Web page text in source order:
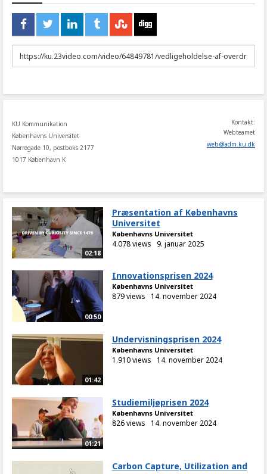
URL
to
KU Kommunikation
Københavns Universitet
Nørregade 10, postboks 2177
1017 København K
Kontakt:
Webteamet
web@adm.ku.dk
02:18
Præsentation af Københavns
Universitet
Københavns Universitet
4.078 views 9. januar 2025
00:50
Innovationsprisen 2024
Københavns Universitet
879 views 14. november 2024
01:42
Undervisningsprisen 2024
Københavns Universitet
1.910 views 14. november 2024
01:21
Studiemiljøprisen 2024
Københavns Universitet
826 views 14. november 2024
Carbon Capture, Utilization and